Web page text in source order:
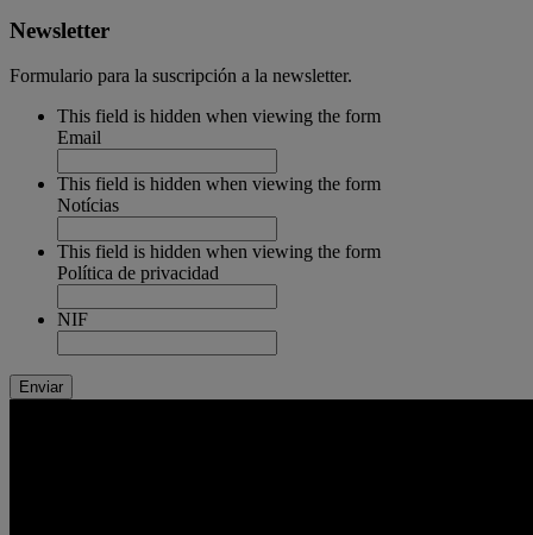
Newsletter
Formulario para la suscripción a la newsletter.
This field is hidden when viewing the form
Email
This field is hidden when viewing the form
Notícias
This field is hidden when viewing the form
Política de privacidad
NIF